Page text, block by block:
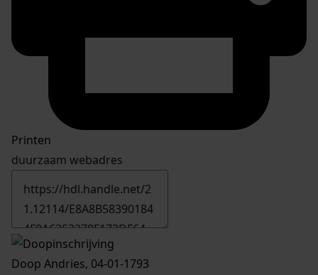
Printen
duurzaam webadres
Doop Andries, 04-01-1793